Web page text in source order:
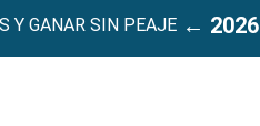
Y GANAR SIN PEAJE← 2026